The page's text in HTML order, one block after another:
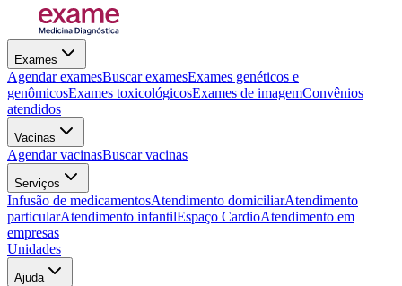
Exames
Agendar examesBuscar examesExames genéticos e
genômicosExames toxicológicosExames de imagemConvênios
atendidos
Vacinas
Agendar vacinasBuscar vacinas
Serviços
Infusão de medicamentosAtendimento domiciliarAtendimento
particularAtendimento infantilEspaço CardioAtendimento em
empresas
Unidades
Ajuda